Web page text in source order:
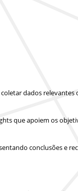
dados
que apoiem os
conclusões e